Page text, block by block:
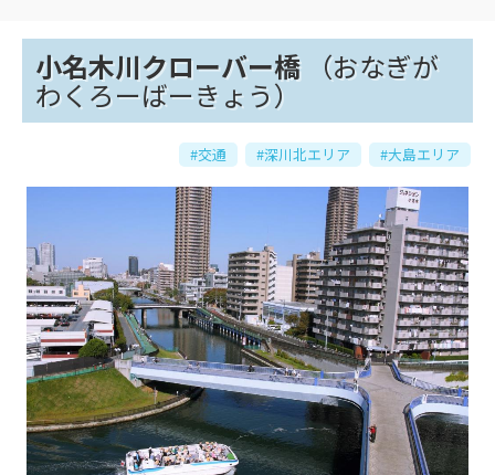
小名木川クローバー橋 （おなぎが
わくろーばーきょう）
#交通 #深川北エリア #大島エリア